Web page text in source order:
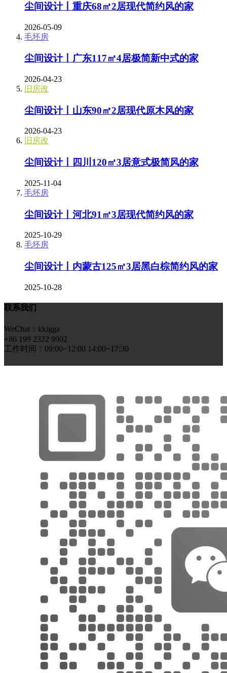
尘间设计丨重庆68㎡2居现代简约风的家
2026-05-09
毛坯房
尘间设计丨广东117㎡4居极简新中式的家
2026-04-23
旧房改
尘间设计丨山东90㎡2居现代原木风的家
2026-04-23
旧房改
尘间设计丨四川120㎡3居意式极简风的家
2025-11-04
毛坯房
尘间设计丨河北91㎡3居现代简约风的家
2025-10-29
毛坯房
尘间设计丨内蒙古125㎡3居黑白棕简约风的家
2025-10-28
联系我们
WeChat：kkigga
+86 199 2322 9902
工作时间：09:00~12:00 14:00~17:30